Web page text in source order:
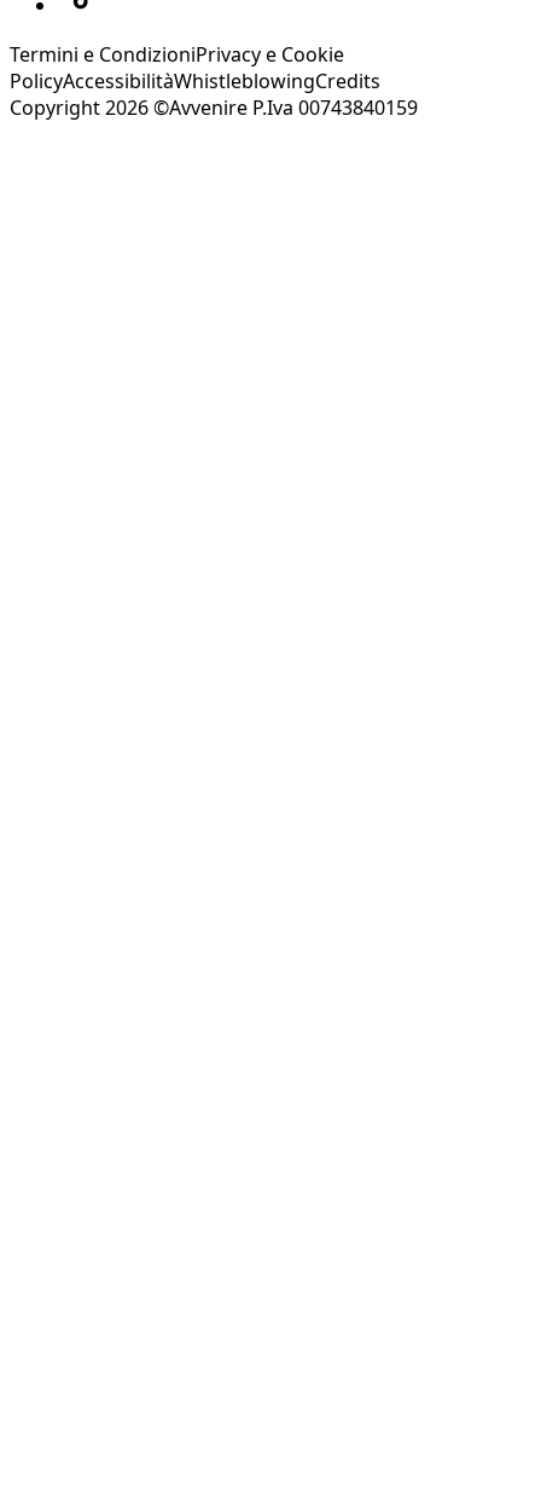
Termini e CondizioniPrivacy e Cookie
PolicyAccessibilitàWhistleblowingCredits
Copyright 2026 ©Avvenire P.Iva 00743840159